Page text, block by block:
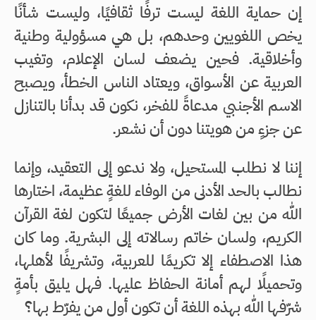
إن حماية اللغة ليست ترفًا ثقافيًا، وليست شأنًا
يخص اللغويين وحدهم، بل هي مسؤولية وطنية
وأخلاقية. فحين يضعف لسان الإعلام، وتغيب
العربية عن الأسواق، ويعتاد الناس الخطأ، ويصبح
الاسم الأجنبي مدعاةً للفخر، نكون قد بدأنا بالتنازل
عن جزءٍ من هويتنا دون أن نشعر.
إننا لا نطلب المستحيل، ولا ندعو إلى التعقيد، وإنما
نطالب بالحد الأدنى من الوفاء للغةٍ عظيمة، اختارها
الله من بين لغات الأرض جميعًا لتكون لغة القرآن
الكريم، ولسان خاتم رسالاته إلى البشرية. وما كان
هذا الاصطفاء إلا تكريمًا للعربية، وتشريفًا لأهلها،
وتحميلًا لهم أمانة الحفاظ عليها. فهل يليق بأمةٍ
شرّفها الله بهذه اللغة أن تكون أول من يفرّط بها؟